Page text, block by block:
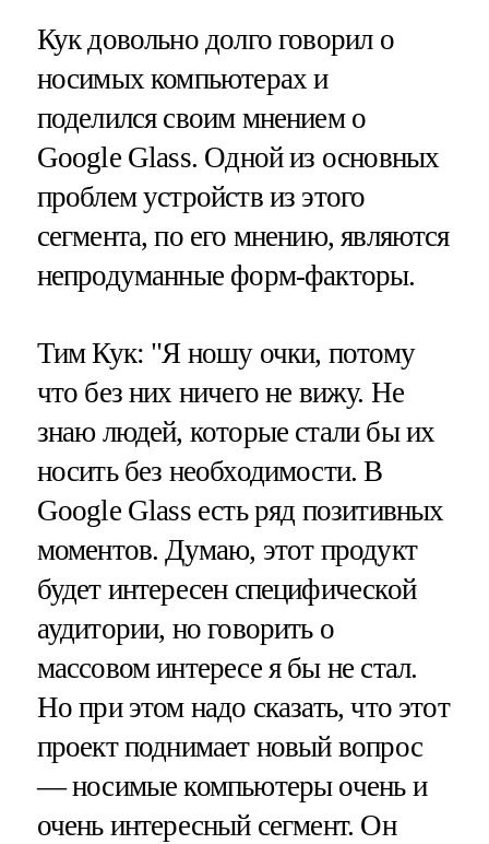
Кук довольно долго говорил о
носимых компьютерах и
поделился своим мнением о
Google Glass. Одной из основных
проблем устройств из этого
сегмента, по его мнению, являются
непродуманные форм-факторы.
Тим Кук: "Я ношу очки, потому
что без них ничего не вижу. Не
знаю людей, которые стали бы их
носить без необходимости. В
Google Glass есть ряд позитивных
моментов. Думаю, этот продукт
будет интересен специфической
аудитории, но говорить о
массовом интересе я бы не стал.
Но при этом надо сказать, что этот
проект поднимает новый вопрос
— носимые компьютеры очень и
очень интересный сегмент. Он